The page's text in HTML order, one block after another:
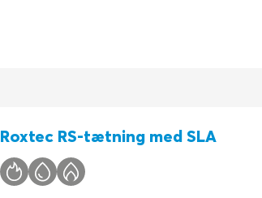
Roxtec RS-tætning med SLA